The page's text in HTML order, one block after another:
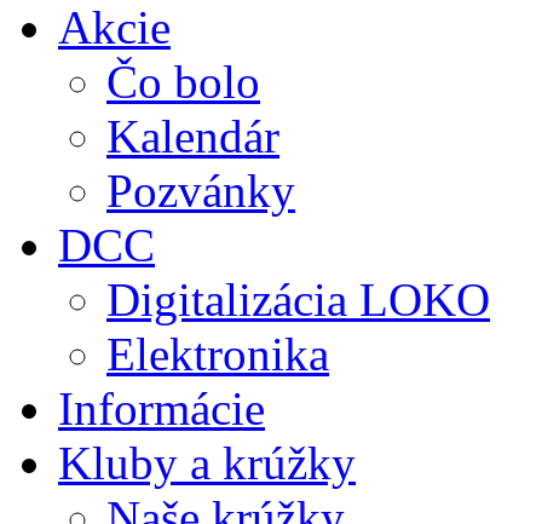
Akcie
Čo bolo
Kalendár
Pozvánky
DCC
Digitalizácia LOKO
Elektronika
Informácie
Kluby a krúžky